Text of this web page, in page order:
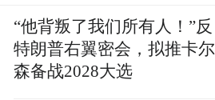
“他背叛了我们所有人！”反
特朗普右翼密会，拟推卡尔
森备战2028大选